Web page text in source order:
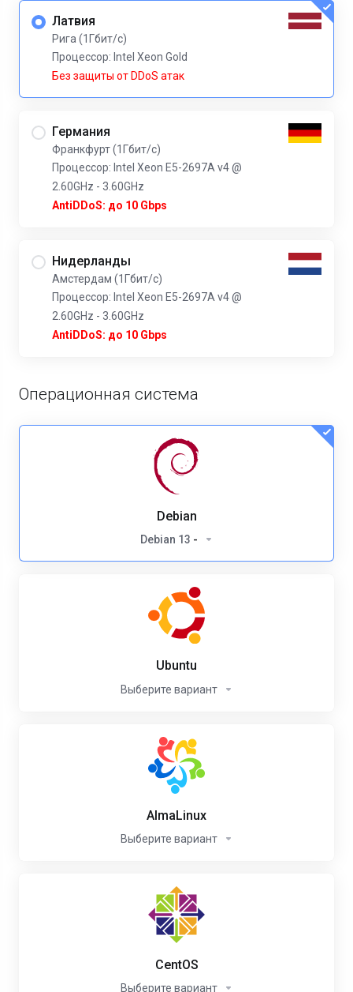
Латвия
Рига (1Гбит/с)
Процессор: Intel Xeon Gold
Без защиты от DDoS атак
Германия
Франкфурт (1Гбит/с)
Процессор: Intel Xeon E5-2697A v4 @
2.60GHz - 3.60GHz
AntiDDoS: до 10 Gbps
Нидерланды
Амстердам (1Гбит/с)
Процессор: Intel Xeon E5-2697A v4 @
2.60GHz - 3.60GHz
AntiDDoS: до 10 Gbps
Операционная система
Debian
Debian 13 -
Ubuntu
Выберите вариант
AlmaLinux
Выберите вариант
CentOS
Выберите вариант